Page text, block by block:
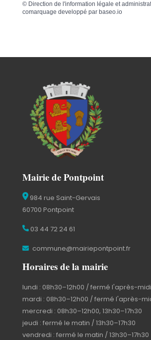
© Direction de l'information légale et
comarquage developpé par baseo.io
Mairie de Pontpoint
984 rue Saint-Gervais
60700 Pontpoint
03 44 72 24 61
commune@mairiepontpoint.fr
Horaires de la mairie
lundi : 08h30–12h00 / fermé l'après-midi
mardi : 08h30–12h00 / fermé l'après-
mercredi : 08h30–12h00, 13h30–17h30
jeudi : fermé le matin / 13h30–17h30
vendredi : fermé le matin / 13h30–17h30